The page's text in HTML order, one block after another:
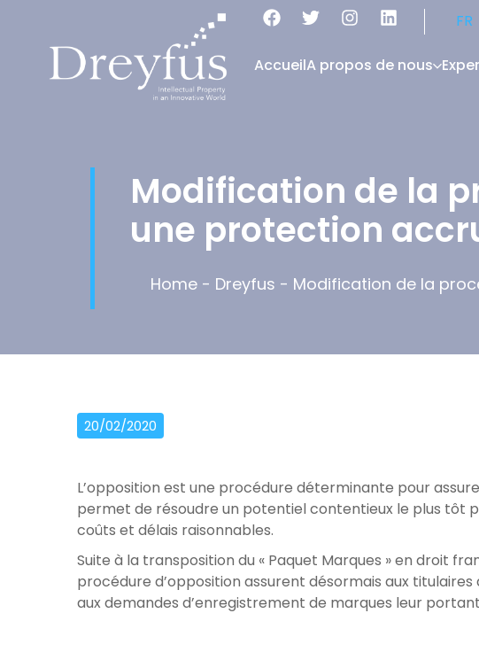
FR
AccueilA propos de nous
Modification de la
une protection
Home - Dreyfus - Modification de la
20/02/2020
L’opposition est une procédure déterminante pour
permet de résoudre un potentiel contentieux le plus tôt
coûts et délais raisonnables.
Suite à la transposition du « Paquet Marques » en droit
procédure d’opposition assurent désormais aux
aux demandes d’enregistrement de marques leur